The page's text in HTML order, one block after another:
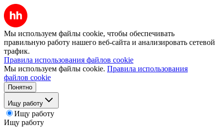
Мы используем файлы cookie, чтобы обеспечивать
правильную работу нашего веб-сайта и анализировать сетевой
трафик.
Правила использования файлов cookie
Мы используем файлы cookie. Правила использования
файлов cookie
Понятно
Ищу работу
Ищу работу
Ищу работу